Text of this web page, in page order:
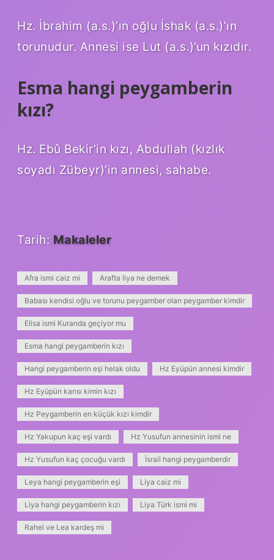
Hz. İbrahim (a.s.)’ın oğlu İshak (a.s.)’ın
torunudur. Annesi ise Lut (a.s.)’un kızıdır.
Esma hangi peygamberin
kızı?
Hz. Ebû Bekir’in kızı, Abdullah (kızlık
soyadı Zübeyr)’in annesi, sahabe.
Tarih: Makaleler
Afra ismi caiz mi Arafta liya ne demek
Babası kendisi oğlu ve torunu peygamber olan peygamber kimdir
Elisa ismi Kuranda geçiyor mu
Esma hangi peygamberin kızı
Hangi peygamberin eşi helak oldu Hz Eyüpün annesi kimdir
Hz Eyüpün karısı kimin kızı
Hz Peygamberin en küçük kızı kimdir
Hz Yakupun kaç eşi vardı Hz Yusufun annesinin ismi ne
Hz Yusufun kaç çocuğu vardı İsrail hangi peygamberdir
Leya hangi peygamberin eşi Liya caiz mi
Liya hangi peygamberin kızı Liya Türk ismi mi
Rahel ve Lea kardeş mi